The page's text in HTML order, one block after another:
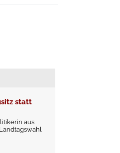
statt
aus